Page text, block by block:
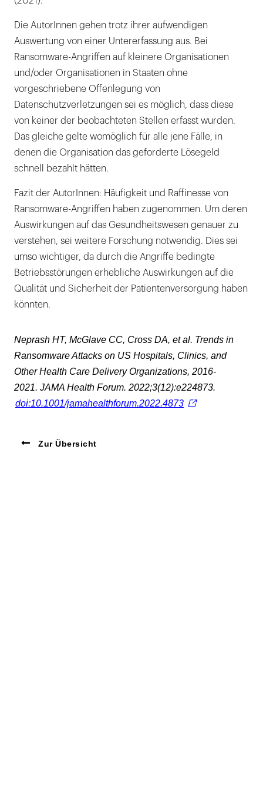
Die AutorInnen gehen trotz ihrer aufwendigen
Auswertung von einer Untererfassung aus. Bei
Ransomware-Angriffen auf kleinere Organisationen
und/oder Organisationen in Staaten ohne
vorgeschriebene Offenlegung von
Datenschutzverletzungen sei es möglich, dass diese
von keiner der beobachteten Stellen erfasst wurden.
Das gleiche gelte womöglich für alle jene Fälle, in
denen die Organisation das geforderte Lösegeld
schnell bezahlt hätten.
Fazit der AutorInnen: Häufigkeit und Raffinesse von
Ransomware-Angriffen haben zugenommen. Um deren
Auswirkungen auf das Gesundheitswesen genauer zu
verstehen, sei weitere Forschung notwendig. Dies sei
umso wichtiger, da durch die Angriffe bedingte
Betriebsstörungen erhebliche Auswirkungen auf die
Qualität und Sicherheit der Patientenversorgung haben
könnten.
Neprash HT, McGlave CC, Cross DA, et al. Trends in
Ransomware Attacks on US Hospitals, Clinics, and
Other Health Care Delivery Organizations, 2016-
2021. JAMA Health Forum. 2022;3(12):e224873.
doi:10.1001/jamahealthforum.2022.4873
Zur Übersicht